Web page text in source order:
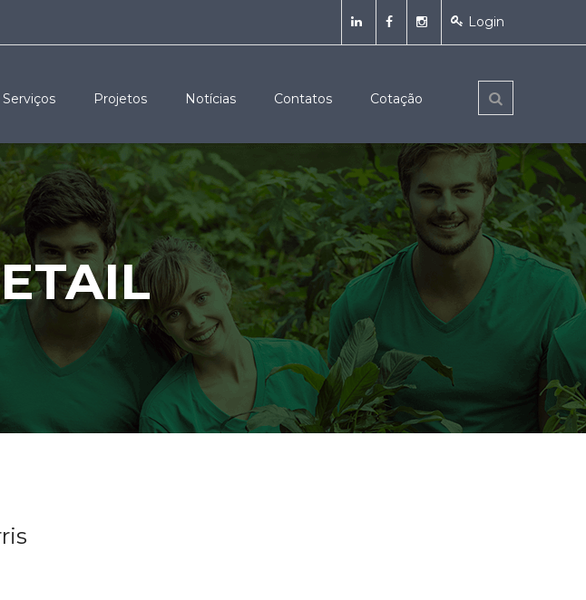
Login
Serviços Projetos Notícias Contatos Cotação